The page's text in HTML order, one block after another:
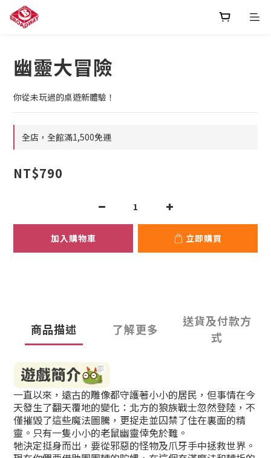
幽靈大冒險
你從未玩過的桌遊新體驗！
全店，全館滿1,500免運
NT$790
加入購物車 立即購買
商品描述 了解更多
送貨及付款方
式
一直以來，遠古的雕像都守護著小小的居民，但事情在今
天發生了翻天覆地的變化：北方的狼族戰士忽然登陸，不
僅摧毀了這些魔法圖騰，更捉走並囚禁了住在裏面的精
靈。只有一隻小小的老鼠幽靈倖免於難。
牠決定挺身而出，要從邪惡的怪物及爪牙手中拯救世界。